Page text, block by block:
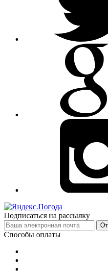
Подписаться на рассылку
Способы оплаты